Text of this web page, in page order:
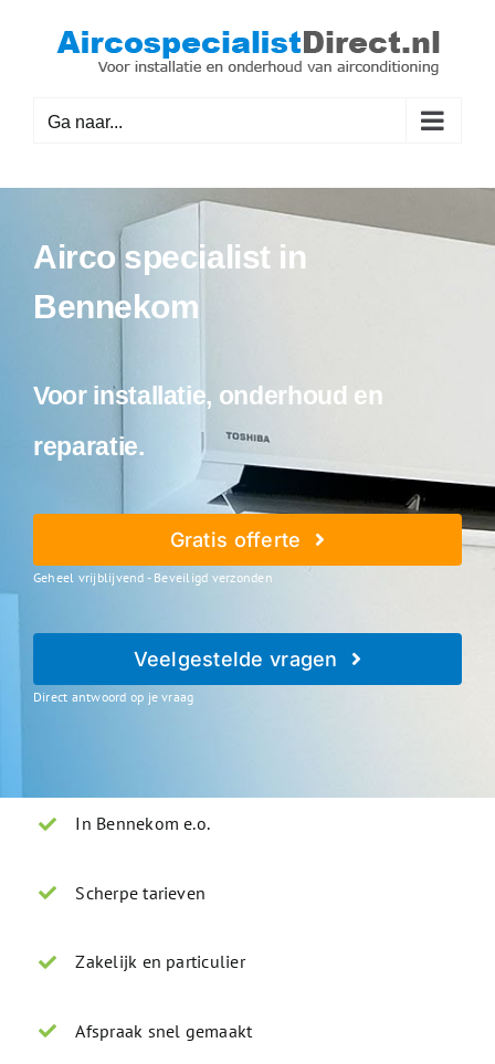
Ga naar...
Airco specialist in
Bennekom
Voor installatie, onderhoud en
reparatie.
Gratis offerte
Geheel vrijblijvend - Beveiligd verzonden
Veelgestelde vragen
Direct antwoord op je vraag
In Bennekom e.o.
Scherpe tarieven
Zakelijk en particulier
Afspraak snel gemaakt